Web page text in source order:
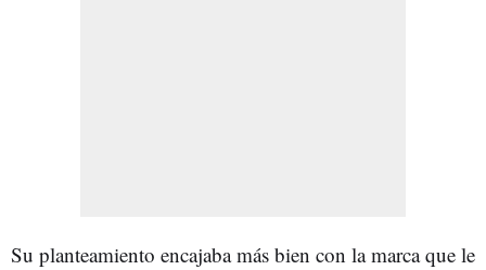
Su planteamiento encajaba más bien con la marca que le